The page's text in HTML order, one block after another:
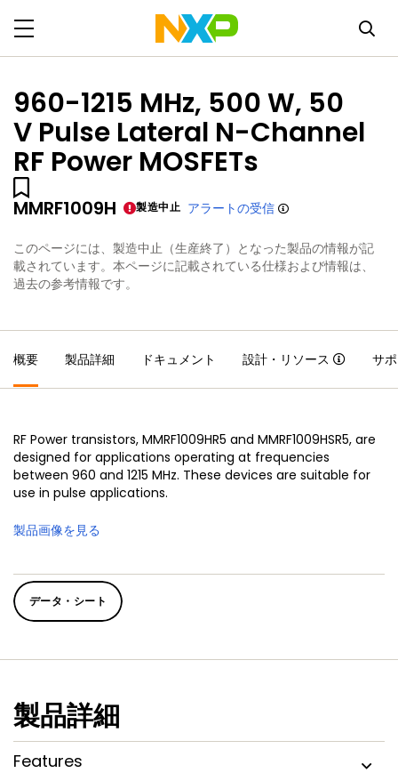
960-1215 MHz, 500 W, 50
V Pulse Lateral N-Channel
RF Power MOSFETs
MMRF1009H 製造中止 アラートの受信
このページには、製造中止（生産終了）となった製品の情報が記
載されています。本ページに記載されている仕様および情報は、
過去の参考情報です。
概要 製品詳細 ドキュメント 設計・リソース サ
RF Power transistors, MMRF1009HR5 and MMRF1009HSR5, are
designed for applications operating at frequencies
between 960 and 1215 MHz. These devices are suitable for
use in pulse applications.
製品画像を見る
データ・シート
製品詳細
Features